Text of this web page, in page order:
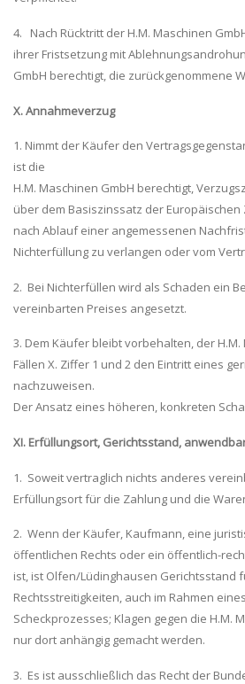
4. Nach Rücktritt der H.M. Maschinen
ihrer Fristsetzung mit
GmbH berechtigt, die zurückgenommene
X. Annahmeverzug
1. Nimmt der Käufer den
ist die
H.M. Maschinen GmbH berechtigt,
über dem Basiszinssatz der
nach Ablauf einer angemessenen
Nichterfüllung zu verlangen oder vom
2. Bei Nichterfüllen wird als Schaden ein
vereinbarten Preises angesetzt.
3. Dem Käufer bleibt vorbehalten, der
Fällen X. Ziffer 1 und 2 den Eintritt eines
nachzuweisen.
Der Ansatz eines höheren, konkreten
XI. Erfüllungsort, Gerichtsstand,
1. Soweit vertraglich nichts anderes
Erfüllungsort für die Zahlung und die
2. Wenn der Käufer, Kaufmann, eine
öffentlichen Rechts oder ein öffentlich-
ist, ist Olfen/Lüdinghausen Gerichtsstand
Rechtsstreitigkeiten, auch im Rahmen
Scheckprozesses; Klagen gegen die H.M.
nur dort anhängig gemacht werden.
3. Es ist ausschließlich das Recht der